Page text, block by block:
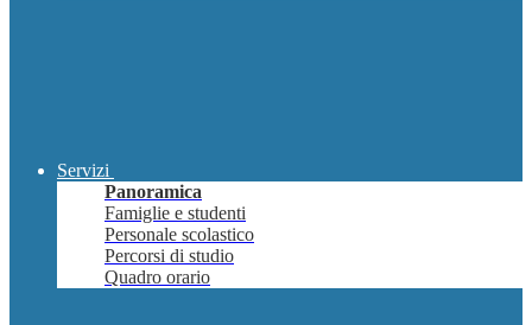
Servizi
Panoramica
Famiglie e studenti
Personale scolastico
Percorsi di studio
Quadro orario